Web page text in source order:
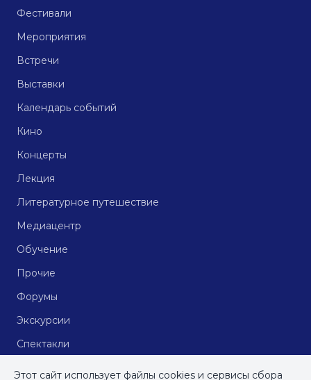
Фестивали
Мероприятия
Встречи
Выставки
Календарь событий
Кино
Концерты
Лекция
Литературное путешествие
Медиацентр
Обучение
Прочие
Форумы
Экскурсии
Спектакли
Этот сайт использует файлы cookies и сервисы сбора